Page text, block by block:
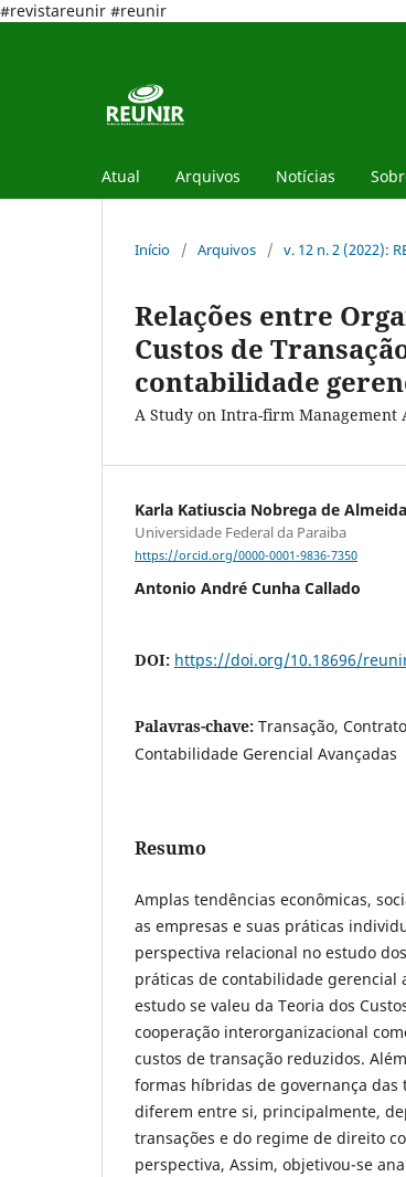
#revistareunir #reunir
Atual Arquivos Notícias
Início / Arquivos / v. 12 n. 2 (2022):
Relações entre
Custos de
contabilidade
A Study on Intra-firm Management
Karla Katiuscia Nobrega de Almeida
Universidade Federal da Paraiba
https://orcid.org/0000-0001-9836-7350
Antonio André Cunha Callado
DOI: https://doi.org/10.18696/
Palavras-chave: Transação,
Contabilidade Gerencial Avançadas
Resumo
Amplas tendências econômicas,
as empresas e suas práticas
perspectiva relacional no estudo
práticas de contabilidade gerencial
estudo se valeu da Teoria dos
cooperação interorganizacional
custos de transação reduzidos.
formas híbridas de governança das
diferem entre si, principalmente,
transações e do regime de direito
perspectiva, Assim, objetivou-se